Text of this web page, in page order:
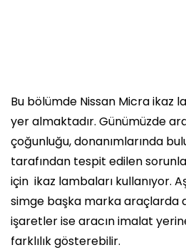
Bu bölümde Nissan Micra ikaz
yer almaktadır. Günümüzde
çoğunluğu, donanımlarında
tarafından tespit edilen
için ikaz lambaları kullanıyor.
simge başka marka araçlarda
işaretler ise aracın imalat
farklılık gösterebilir.